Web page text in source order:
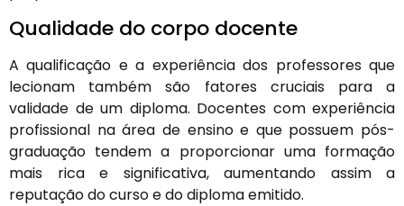
Qualidade do corpo docente
A qualificação e a experiência dos professores que
lecionam também são fatores cruciais para a
validade de um diploma. Docentes com experiência
profissional na área de ensino e que possuem pós-
graduação tendem a proporcionar uma formação
mais rica e significativa, aumentando assim a
reputação do curso e do diploma emitido.